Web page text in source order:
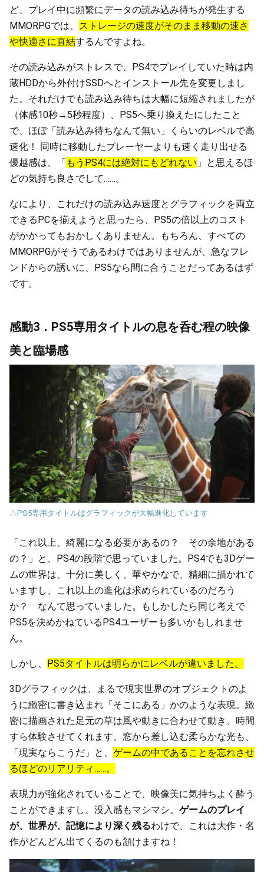
ど、プレイ中に頻繁にデータの読み込み待ちが発生する
MMORPGでは、 ストレージの速度がそのまま移動の速さ
や快適さに直結するんですよね。
その読み込みがストレスで、PS4でプレイしていた時は内
蔵HDDから外付けSSDへとインストール先を変更しまし
た。それだけでも読み込み待ちは大幅に短縮されましたが
（体感10秒→5秒程度）、PS5へ乗り換えたにしたこと
で、ほぼ「読み込み待ちなんて無い」くらいのレベルで高
速化！ 同時に移動したプレーヤーよりも速く走り出せる
優越感は、「 もうPS4には絶対にもどれない 」と思えるほ
どの気持ち良さでして……。
なにより、これだけの読み込み速度とグラフィックを両立
できるPCを揃えようと思ったら、PS5の倍以上のコスト
がかかってもおかしくありません。もちろん、すべての
MMORPGがそうであるわけではありませんが、急なフレ
ンドからの誘いに、PS5なら間に合うことだってあるはず
です。
感動3．PS5専用タイトルの息を呑む程の映像
美と臨場感
△PS5専用タイトルはグラフィックが大幅進化しています
「これ以上、綺麗になる必要があるの？ その余地がある
の？」と、PS4の段階で思っていました。PS4でも3Dゲー
ムの世界は、十分に美しく、華やかなで、精細に描かれて
いますし、これ以上の進化は求められているのだろう
か？ なんて思っていました。もしかしたら同じ考えで
PS5を決めかねているPS4ユーザーも多いかもしれませ
ん。
しかし、 PS5タイトルは明らかにレベルが違いました。
3Dグラフィックは、まるで現実世界のオブジェクトのよ
うに緻密に書き込まれ「そこにある」かのような表現。緻
密に描画された足元の草は風や動きに合わせて動き、時間
すら体験させてくれます。窓から差し込む柔らかな光も、
「現実ならこうだ」と、 ゲームの中であることを忘れさせ
るほどのリアリティ……。
表現力が強化されていることで、映像美に気持ちよく酔う
ことができますし、没入感もマシマシ。 ゲームのプレイ
が、世界が、記憶により深く残るわけで、これは大作・名
作がどんどん出てくるのも頷けますね！